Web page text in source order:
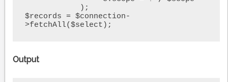
$records = $connection-
>fetchAll($select);
Output